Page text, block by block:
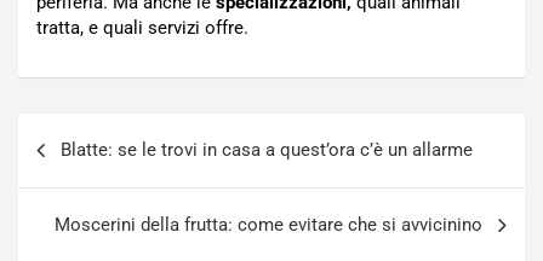
tratta, e quali servizi offre.
Blatte: se le trovi in casa a quest’ora c’è un allarme
Moscerini della frutta: come evitare che si avvicinino